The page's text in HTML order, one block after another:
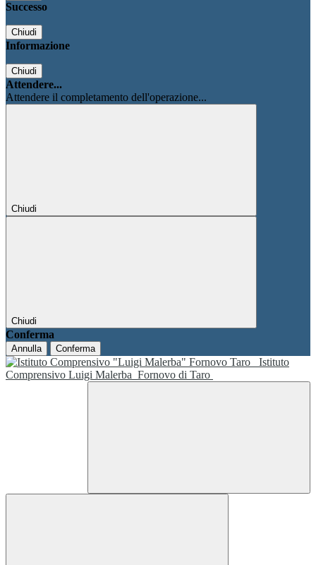
Successo
Chiudi
Informazione
Chiudi
Attendere...
Attendere il completamento dell'operazione...
Chiudi
Chiudi
Conferma
Annulla Conferma
Istituto
Comprensivo Luigi Malerba Fornovo di Taro